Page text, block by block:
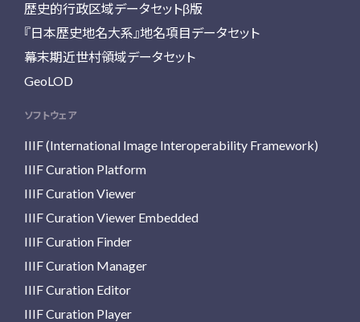
歴史的行政区域データセットβ版
『日本歴史地名大系』地名項目データセット
幕末期近世村領域データセット
GeoLOD
ソフトウェア
IIIF (International Image Interoperability Framework)
IIIF Curation Platform
IIIF Curation Viewer
IIIF Curation Viewer Embedded
IIIF Curation Finder
IIIF Curation Manager
IIIF Curation Editor
IIIF Curation Player